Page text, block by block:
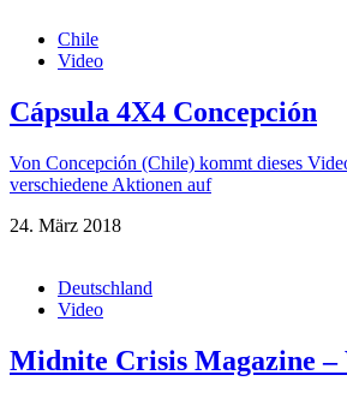
Chile
Video
Cápsula 4X4 Concepción
Von Concepción (Chile) kommt dieses
verschiedene Aktionen auf
24. März 2018
Deutschland
Video
Midnite Crisis Magazine –